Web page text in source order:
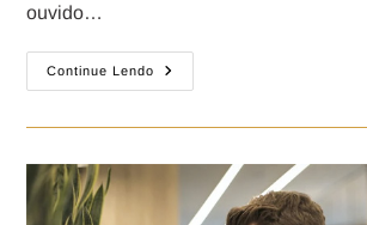
ouvido…
Continue Lendo